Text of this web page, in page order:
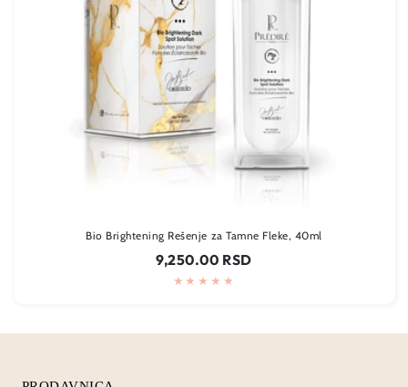
Bio Brightening Rešenje za Tamne Fleke, 40ml
Regularna
cena
9,250.00 RSD